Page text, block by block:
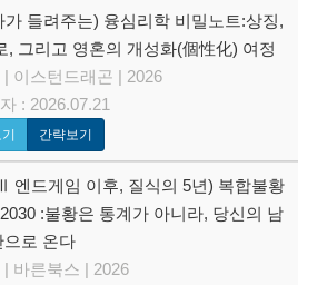
가 들려주는) 융심리학 비밀노트:상징,
, 그리고 영혼의 개성화(個性化) 여정
| 이스턴드래곤 | 2026
: 2026.07.21
간략보기
엔드게임 이후, 질식의 5년) 복합불황
:불황은 통계가 아니라, 당신의 남
으로 온다
| 바른북스 | 2026